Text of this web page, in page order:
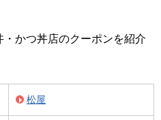
かつ丼店のクーポンを紹介
松屋